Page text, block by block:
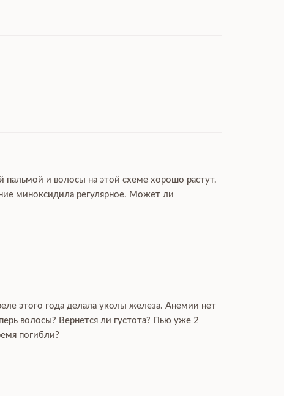
и волосы на этой схеме хорошо растут.
миноксидила регулярное. Может ли
этого года делала уколы железа. Анемии нет
волосы? Вернется ли густота? Пью уже 2
погибли?